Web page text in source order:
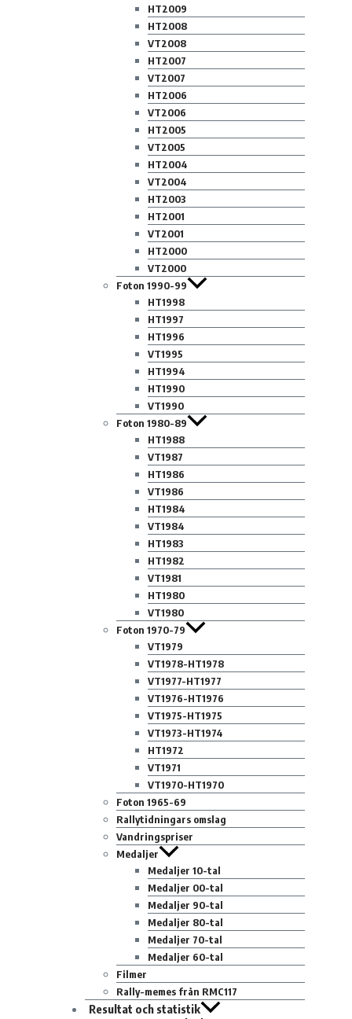
HT2009
HT2008
VT2008
HT2007
VT2007
HT2006
VT2006
HT2005
VT2005
HT2004
VT2004
HT2003
HT2001
VT2001
HT2000
VT2000
Foton 1990-99
HT1998
HT1997
HT1996
VT1995
HT1994
HT1990
VT1990
Foton 1980-89
HT1988
VT1987
HT1986
VT1986
HT1984
VT1984
HT1983
HT1982
VT1981
HT1980
VT1980
Foton 1970-79
VT1979
VT1978-HT1978
VT1977-HT1977
VT1976-HT1976
VT1975-HT1975
VT1973-HT1974
HT1972
VT1971
VT1970-HT1970
Foton 1965-69
Rallytidningars omslag
Vandringspriser
Medaljer
Medaljer 10-tal
Medaljer 00-tal
Medaljer 90-tal
Medaljer 80-tal
Medaljer 70-tal
Medaljer 60-tal
Filmer
Rally-memes från RMC117
Resultat och statistik